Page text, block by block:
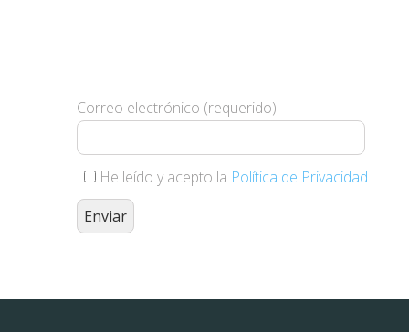
Correo electrónico (requerido)
He leído y acepto la Política de Privacidad